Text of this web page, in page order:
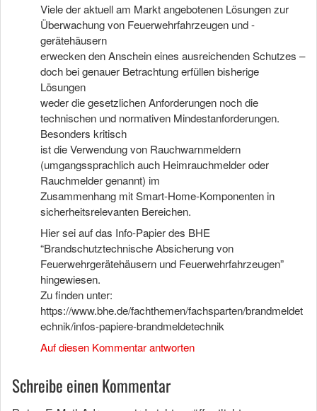
Viele der aktuell am Markt angebotenen Lösungen zur
Überwachung von Feuerwehrfahrzeugen und -
gerätehäusern
erwecken den Anschein eines ausreichenden Schutzes –
doch bei genauer Betrachtung erfüllen bisherige
Lösungen
weder die gesetzlichen Anforderungen noch die
technischen und normativen Mindestanforderungen.
Besonders kritisch
ist die Verwendung von Rauchwarnmeldern
(umgangssprachlich auch Heimrauchmelder oder
Rauchmelder genannt) im
Zusammenhang mit Smart-Home-Komponenten in
sicherheitsrelevanten Bereichen.
Hier sei auf das Info-Papier des BHE
“Brandschutztechnische Absicherung von
Feuerwehrgerätehäusern und Feuerwehrfahrzeugen”
hingewiesen.
Zu finden unter:
https://www.bhe.de/fachthemen/fachsparten/brandmeldet
echnik/infos-papiere-brandmeldetechnik
Auf diesen Kommentar antworten
Schreibe einen Kommentar